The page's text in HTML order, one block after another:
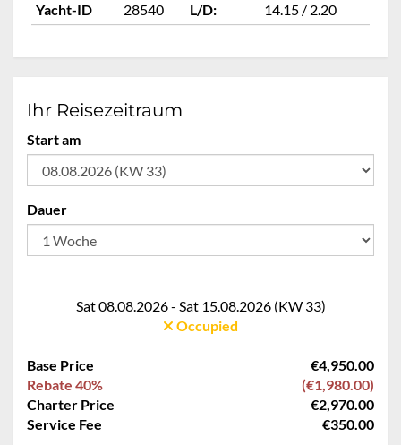
Yacht-ID
28540 L/D: 14.15 / 2.20
Ihr Reisezeitraum
Start am
Dauer
Sat 08.08.2026 - Sat 15.08.2026 (KW 33)
Occupied
Base Price
€4,950.00
Rebate 40%
(€1,980.00)
Charter Price
€2,970.00
Service Fee
€350.00